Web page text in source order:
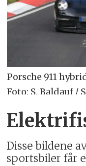
Porsche 911
Foto: S. Baldauf /
Disse bildene
sportsbiler får